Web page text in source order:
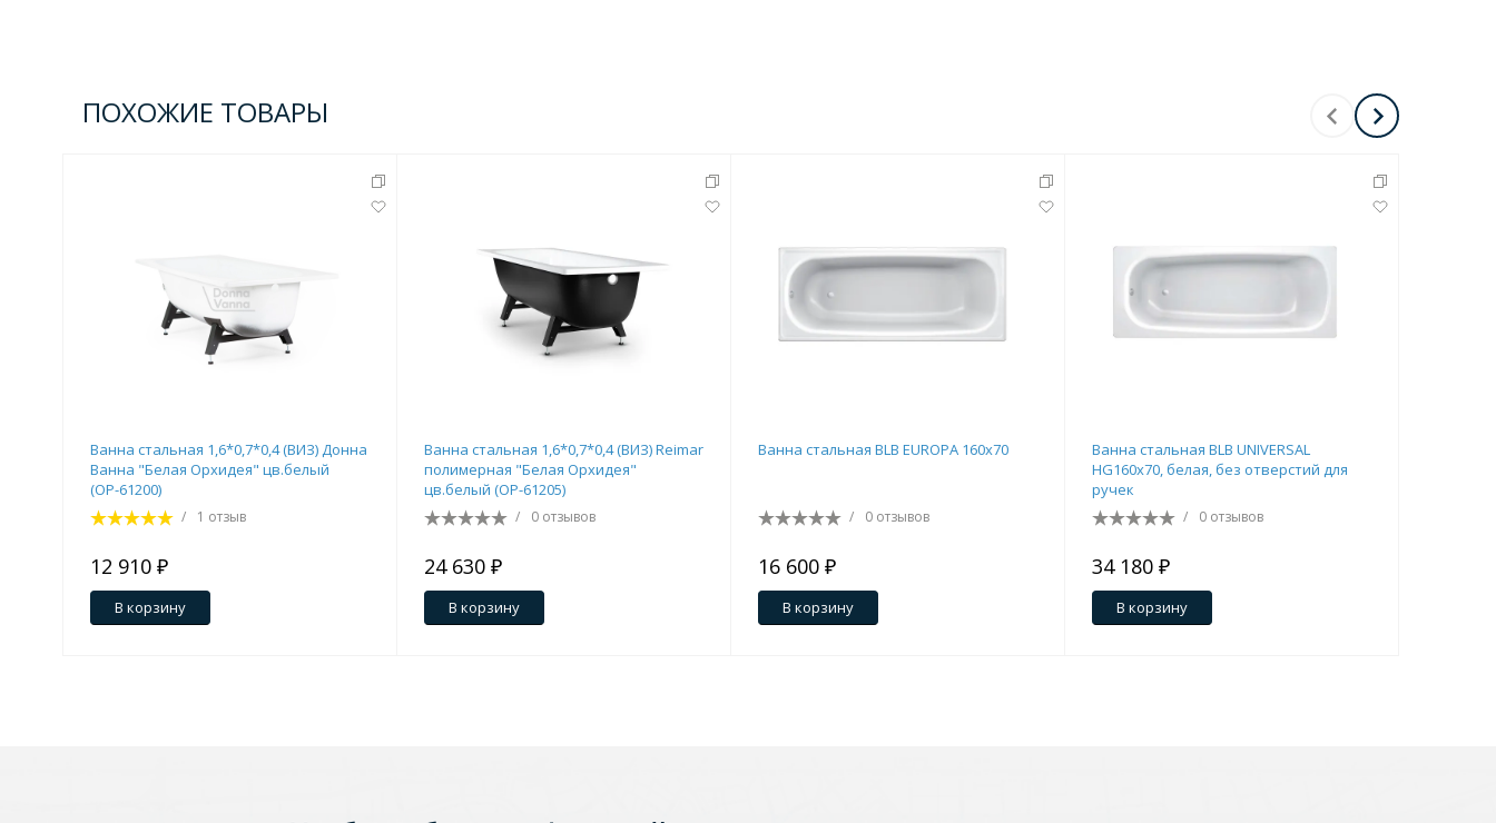
ПОХОЖИЕ ТОВАРЫ
Ванна стальная 1,6*0,7*0,4 (ВИЗ) Донна
Ванна "Белая Орхидея" цв.белый
(ОР-61200)
/ 1 отзыв
12 910 ₽
В корзину
Ванна стальная 1,6*0,7*0,4 (ВИЗ) Reimar
полимерная "Белая Орхидея"
цв.белый (ОР-61205)
/ 0 отзывов
24 630 ₽
В корзину
Ванна стальная BLB EUROPA 160х70
/ 0 отзывов
16 600 ₽
В корзину
Ванна стальная BLB UNIVERSAL
HG160х70, белая, без отверстий для
ручек
/ 0 отзывов
34 180 ₽
В корзину